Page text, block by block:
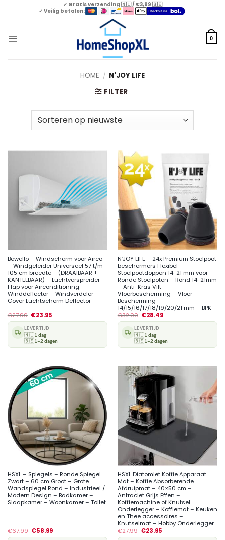
✓ Gratis verzending 🇳🇱 / €3,99 🇧🇪
✓ Veilig betalen:
0
HOME / N'JOY LIFE
FILTER
Bewello – Windscherm voor Airco
– Windgeleider Universeel 57 t/m
105 cm breedte – (DRAAIBAAR +
KANTELBAAR) – Luchtverspreider
Flap voor Airconditioning –
Winddeflector – Windverdeler
Cover Luchtscherm Deflector
€27.99 €23.95
LEVERTIJD
🇳🇱1 dag
🇧🇪1–2 dagen
N’JOY LIFE – 24x Premium Stoelpoot
beschermers Flexibel –
Stoelpootdoppen 14-21 mm voor
Ronde Stoelpoten – Rond 14-21mm
– Anti-Kras Vilt –
Vloerbescherming – Vloer
Bescherming –
14/15/16/17/18/19/20/21 mm – BPK
€32.99 €28.49
LEVERTIJD
🇳🇱1 dag
🇧🇪1–2 dagen
HSXL – Spiegels – Ronde Spiegel
Zwart – 60 cm Groot – Grote
Wandspiegel Rond – Industrieel /
Modern Design – Badkamer –
Slaapkamer – Woonkamer – Toilet
€67.99 €58.99
HSXL Diatomiet Koffie Apparaat
Mat – Koffie Absorberende
Afdruipmat – 40×50 cm –
Antraciet Grijs Effen –
Koffiemachine of Knutsel
Onderlegger – Koffiemat – Keuken
en Thee accessoires –
Knutselmat – Hobby Onderlegger
€27.99 €23.95